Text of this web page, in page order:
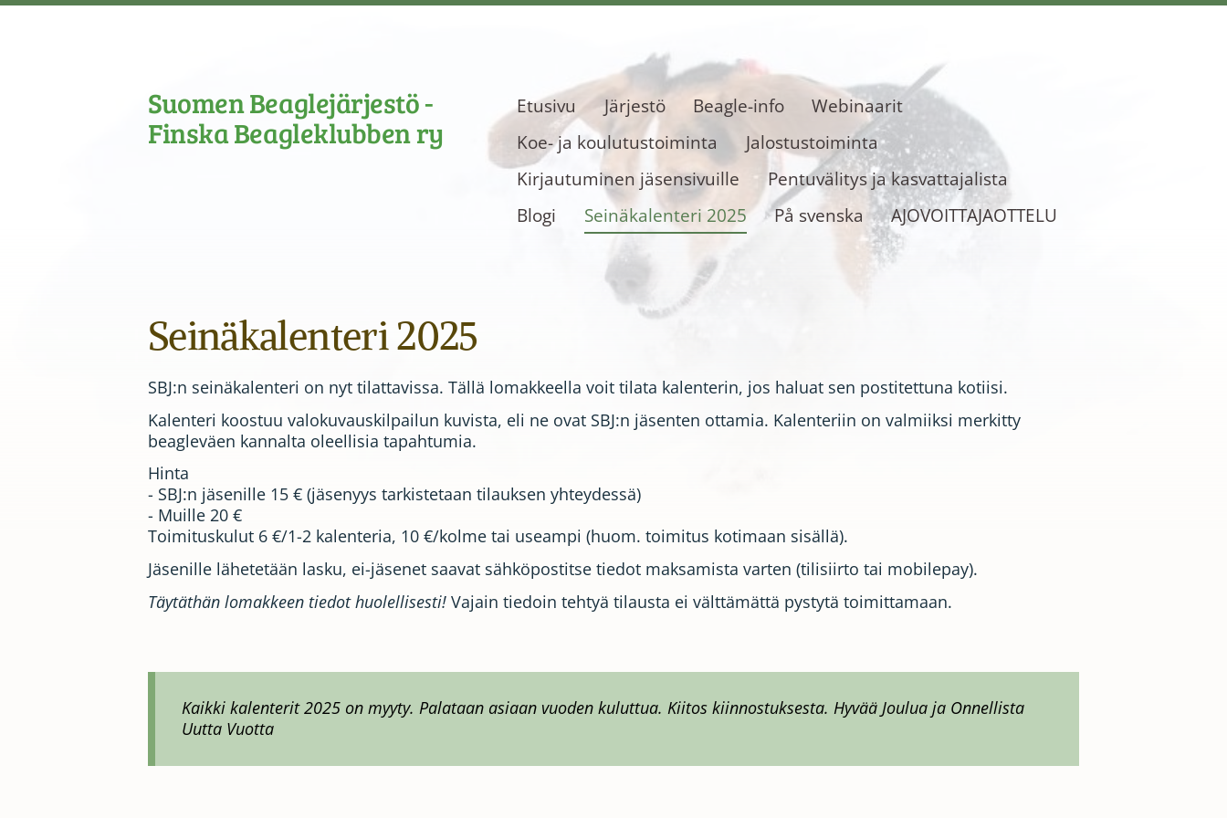
Suomen Beaglejärjestö -
Finska Beagleklubben ry
Etusivu Järjestö Beagle-info
Webinaarit
Koe- ja koulutustoiminta
Jalostustoiminta
Kirjautuminen jäsensivuille
Pentuvälitys ja kasvattajalista
Blogi
Seinäkalenteri 2025 På svenska AJOVOITTAJAOTTELU
Seinäkalenteri 2025
SBJ:n seinäkalenteri on nyt tilattavissa. Tällä lomakkeella voit tilata kalenterin, jos haluat sen postitettuna kotiisi.
Kalenteri koostuu valokuvauskilpailun kuvista, eli ne ovat SBJ:n jäsenten ottamia. Kalenteriin on valmiiksi merkitty
beagleväen kannalta oleellisia tapahtumia.
Hinta
- SBJ:n jäsenille 15 € (jäsenyys tarkistetaan tilauksen yhteydessä)
- Muille 20 €
Toimituskulut 6 €/1-2 kalenteria, 10 €/kolme tai useampi (huom. toimitus kotimaan sisällä).
Jäsenille lähetetään lasku, ei-jäsenet saavat sähköpostitse tiedot maksamista varten (tilisiirto tai mobilepay).
Täytäthän lomakkeen tiedot huolellisesti! Vajain tiedoin tehtyä tilausta ei välttämättä pystytä toimittamaan.
Kaikki kalenterit 2025 on myyty. Palataan asiaan vuoden kuluttua. Kiitos kiinnostuksesta. Hyvää Joulua ja Onnellista
Uutta Vuotta